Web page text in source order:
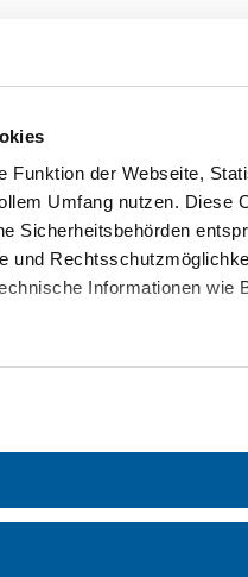
Funktion der Webseite,
Umfang nutzen.
Sicherheitsbehörden
und
Informationen wie